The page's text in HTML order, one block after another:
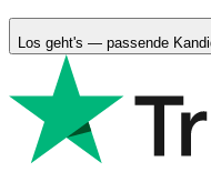
Los geht's — passende